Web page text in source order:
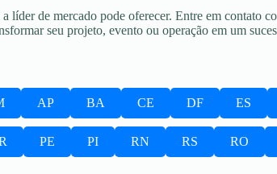
líder de mercado pode oferecer. Entre em contato
seu projeto, evento ou operação em um
AP BA CE DF ES
PE PI RN RS RO